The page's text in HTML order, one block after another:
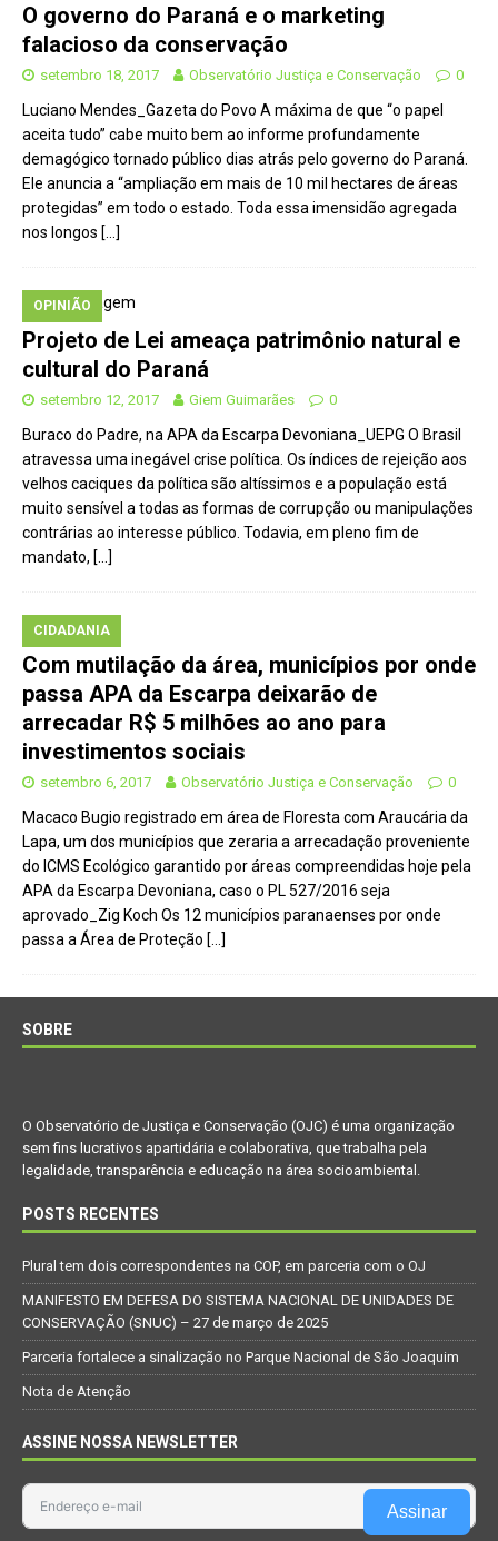
O governo do Paraná e o marketing
falacioso da conservação
setembro 18, 2017 Observatório Justiça e Conservação 0
Luciano Mendes_Gazeta do Povo A máxima de que “o papel
aceita tudo” cabe muito bem ao informe profundamente
demagógico tornado público dias atrás pelo governo do Paraná.
Ele anuncia a “ampliação em mais de 10 mil hectares de áreas
protegidas” em todo o estado. Toda essa imensidão agregada
nos longos […]
OPINIÃO
Projeto de Lei ameaça patrimônio natural e
cultural do Paraná
setembro 12, 2017 Giem Guimarães 0
Buraco do Padre, na APA da Escarpa Devoniana_UEPG O Brasil
atravessa uma inegável crise política. Os índices de rejeição aos
velhos caciques da política são altíssimos e a população está
muito sensível a todas as formas de corrupção ou manipulações
contrárias ao interesse público. Todavia, em pleno fim de
mandato, […]
CIDADANIA
Com mutilação da área, municípios por onde
passa APA da Escarpa deixarão de
arrecadar R$ 5 milhões ao ano para
investimentos sociais
setembro 6, 2017 Observatório Justiça e Conservação 0
Macaco Bugio registrado em área de Floresta com Araucária da
Lapa, um dos municípios que zeraria a arrecadação proveniente
do ICMS Ecológico garantido por áreas compreendidas hoje pela
APA da Escarpa Devoniana, caso o PL 527/2016 seja
aprovado_Zig Koch Os 12 municípios paranaenses por onde
passa a Área de Proteção […]
SOBRE
O Observatório de Justiça e Conservação (OJC) é uma organização
sem fins lucrativos apartidária e colaborativa, que trabalha pela
legalidade, transparência e educação na área socioambiental.
POSTS RECENTES
Plural tem dois correspondentes na COP, em parceria com o OJ
MANIFESTO EM DEFESA DO SISTEMA NACIONAL DE UNIDADES DE
CONSERVAÇÃO (SNUC) – 27 de março de 2025
Parceria fortalece a sinalização no Parque Nacional de São Joaquim
Nota de Atenção
ASSINE NOSSA NEWSLETTER
Assinar